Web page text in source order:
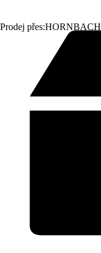
Prodej přes:HORNBACH